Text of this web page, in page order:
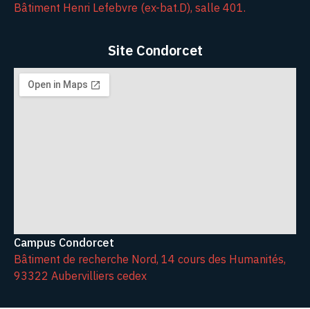
Bâtiment Henri Lefebvre (ex-bat.D), salle 401.
Site Condorcet
Campus Condorcet
Bâtiment de recherche Nord, 14 cours des Humanités,
93322 Aubervilliers cedex